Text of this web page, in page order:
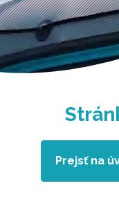
Prejsť na